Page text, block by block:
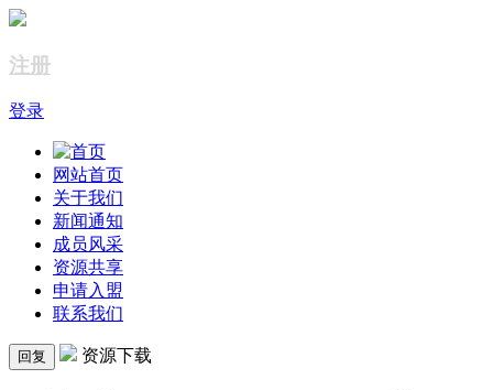
注册
登录
网站首页
关于我们
新闻通知
成员风采
资源共享
申请入盟
联系我们
回复 资源下载